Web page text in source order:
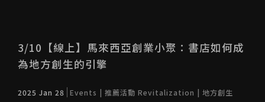
執行實績
止)
3/10【線上】馬來西亞創業小聚：書店如何成
為地方創生的引擎
2025 Jan 28 Events | 推薦活動 Revitalization | 地方創生